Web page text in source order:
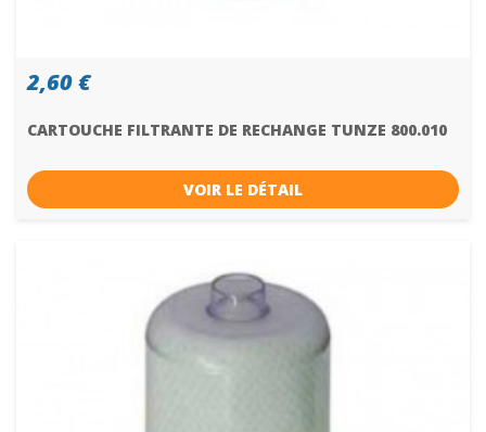
2,60 €
CARTOUCHE FILTRANTE DE RECHANGE TUNZE 800.010
VOIR LE DÉTAIL